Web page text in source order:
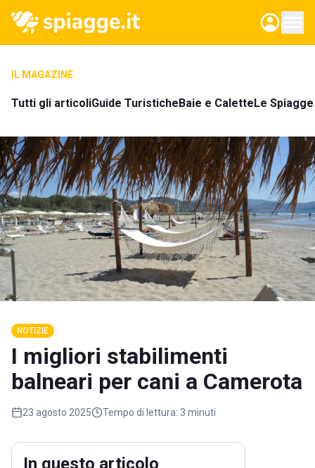
IL MAGAZINE
Tutti gli articoliGuide TuristicheBaie e CaletteLe
NOTIZIE
I migliori stabilimenti
balneari per cani a Camerota
23 agosto 2025 Tempo di lettura: 3 minuti